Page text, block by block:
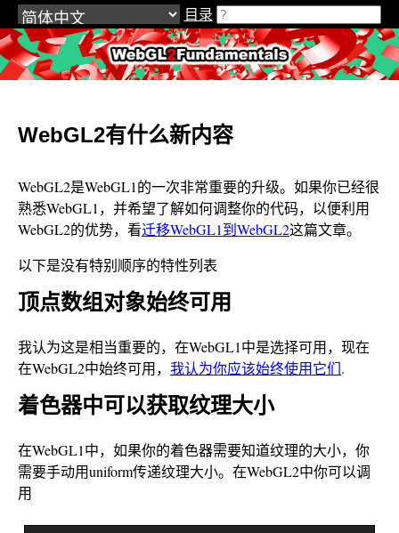
目录
WebGL2Fundamentals.org
WebGL2有什么新内容
WebGL2是WebGL1的一次非常重要的升级。如果你已经很
熟悉WebGL1，并希望了解如何调整你的代码，以便利用
WebGL2的优势，看迁移WebGL1到WebGL2这篇文章。
以下是没有特别顺序的特性列表
顶点数组对象始终可用
我认为这是相当重要的，在WebGL1中是选择可用，现在
在WebGL2中始终可用， 我认为你应该始终使用它们.
着色器中可以获取纹理大小
在WebGL1中，如果你的着色器需要知道纹理的大小，你
需要手动用uniform传递纹理大小。在WebGL2中你可以调
用